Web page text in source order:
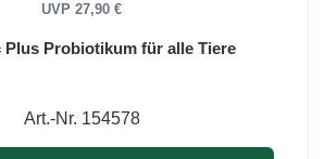
UVP 27,90 €
Plus Probiotikum für alle Tiere
Art.-Nr. 154578